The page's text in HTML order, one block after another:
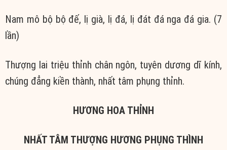
Nam mô bộ bộ đế, lị già, lị đá, lị đát đá nga đá gia. (7
lần)
Thượng lai triệu thỉnh chân ngôn, tuyên dương dĩ kính,
chúng đẳng kiền thành, nhất tâm phụng thỉnh.
HƯƠNG HOA THỈNH
NHẤT TÂM THƯỢNG HƯƠNG PHỤNG THÌNH